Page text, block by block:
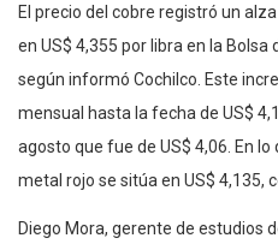
El precio del cobre registró un
en US$ 4,355 por libra en la Bolsa
según informó Cochilco. Este
mensual hasta la fecha de US$
agosto que fue de US$ 4,06. En lo
metal rojo se sitúa en US$ 4,135,
Diego Mora, gerente de estudios